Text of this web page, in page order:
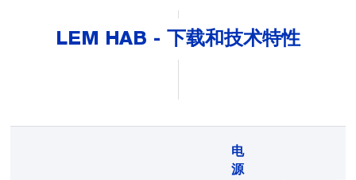
LEM HAB - 下载和技术特性
电
源